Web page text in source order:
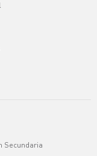
Secundaria